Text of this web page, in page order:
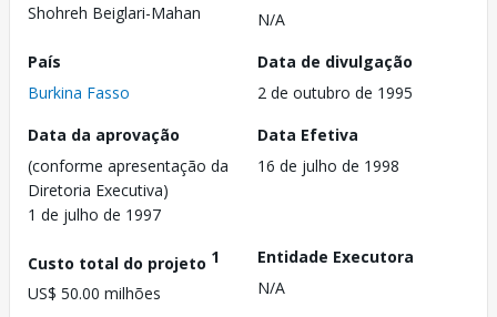
Shohreh Beiglari-Mahan
N/A
País
Burkina Fasso
Data de divulgação
2 de outubro de 1995
Data da aprovação
(conforme apresentação da
Diretoria Executiva)
1 de julho de 1997
Data Efetiva
16 de julho de 1998
Custo total do projeto 1
US$ 50.00 milhões
Entidade Executora
N/A